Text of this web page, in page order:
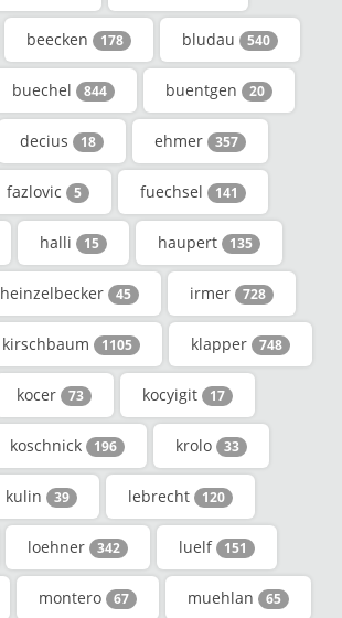
beecken 178 bludau 540
buechel 844 buentgen 20
decius 18 ehmer 357
fazlovic 5 fuechsel 141
halli 15 haupert 135
heinzelbecker 45 irmer 728
kirschbaum 1105 klapper 748
kocer 73 kocyigit 17
koschnick 196 krolo 33
kulin 39 lebrecht 120
loehner 342 luelf 151
montero 67 muehlan 65